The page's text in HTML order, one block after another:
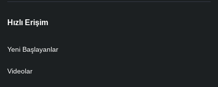
Hızlı Erişim
Yeni Başlayanlar
Videolar